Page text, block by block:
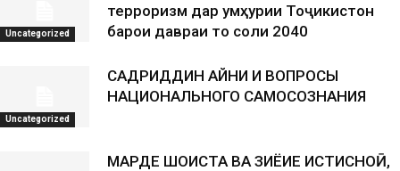
Uncategorized
терроризм дар Ҷумҳурии Тоҷикистон
барои давраи то соли 2040
Uncategorized
САДРИДДИН АЙНИ И ВОПРОСЫ
НАЦИОНАЛЬНОГО САМОСОЗНАНИЯ
МАРДЕ ШОИСТА ВА ЗИЁИЕ ИСТИСНОӢ,